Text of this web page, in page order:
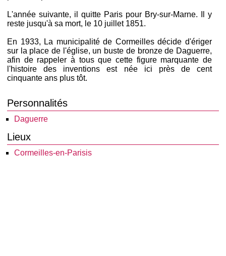
L'année suivante, il quitte Paris pour Bry-sur-Marne. Il y
reste jusqu'à sa mort, le 10 juillet 1851.
En 1933, La municipalité de Cormeilles décide d'ériger
sur la place de l'église, un buste de bronze de Daguerre,
afin de rappeler à tous que cette figure marquante de
l'histoire des inventions est née ici près de cent
cinquante ans plus tôt.
Personnalités
Daguerre
Lieux
Cormeilles-en-Parisis